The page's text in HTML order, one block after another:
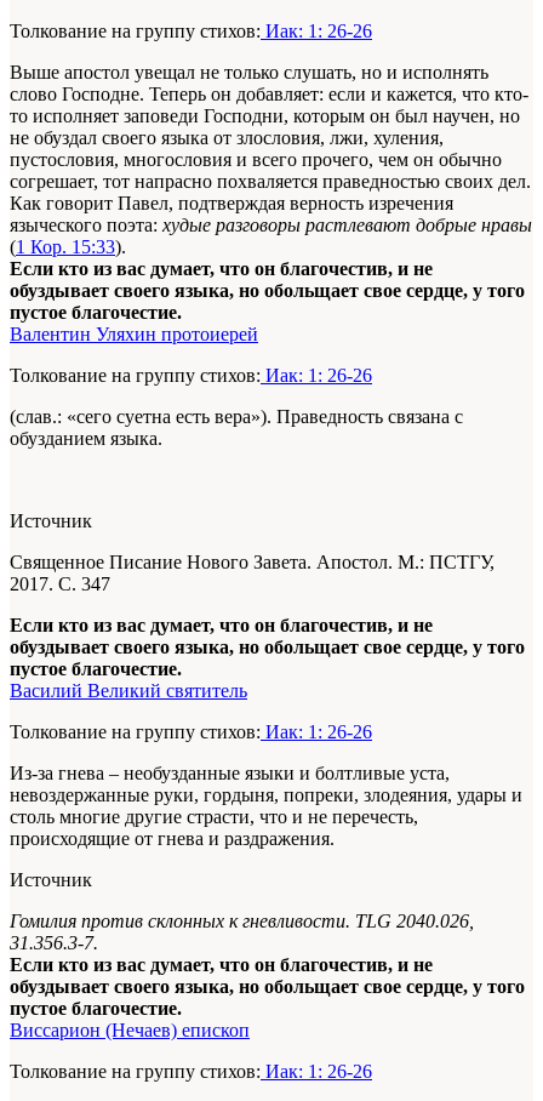
Толкование на группу стихов: Иак: 1: 26-26
Выше апостол увещал не только слушать, но и исполнять
слово Господне. Теперь он добавляет: если и кажется, что кто-
то исполняет заповеди Господни, которым он был научен, но
не обуздал своего языка от злословия, лжи, хуления,
пустословия, многословия и всего прочего, чем он обычно
согрешает, тот напрасно похваляется праведностью своих дел.
Как говорит Павел, подтверждая верность изречения
языческого поэта: худые разговоры растлевают добрые нравы
(1 Кор. 15:33).
Если кто из вас думает, что он благочестив, и не
обуздывает своего языка, но обольщает свое сердце, у того
пустое благочестие.
Валентин Уляхин протоиерей
Толкование на группу стихов: Иак: 1: 26-26
(слав.: «сего суетна есть вера»). Праведность связана с
обузданием языка.
Источник
Священное Писание Нового Завета. Апостол. М.: ПСТГУ,
2017. С. 347
Если кто из вас думает, что он благочестив, и не
обуздывает своего языка, но обольщает свое сердце, у того
пустое благочестие.
Василий Великий святитель
Толкование на группу стихов: Иак: 1: 26-26
Из-за гнева – необузданные языки и болтливые уста,
невоздержанные руки, гордыня, попреки, злодеяния, удары и
столь многие другие страсти, что и не перечесть,
происходящие от гнева и раздражения.
Источник
Гомилия против склонных к гневливости. TLG 2040.026,
31.356.3-7.
Если кто из вас думает, что он благочестив, и не
обуздывает своего языка, но обольщает свое сердце, у того
пустое благочестие.
Виссарион (Нечаев) епископ
Толкование на группу стихов: Иак: 1: 26-26